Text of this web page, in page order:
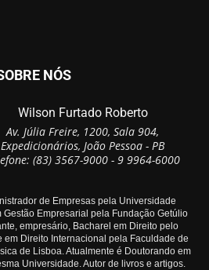
NÓS
Wilson Furtado Roberto
Av. Júlia Freire, 1200, Sala 904,
Expedicionários, João Pessoa - PB
(83) 3567-9000 - 9 9964-6000
de Empresas pela Universidade
Gestão Empresarial pela Fundação Getúlio
empresário, Bacharel em Direito pelo
em Direito Internacional pela Faculdade de
de Lisboa. Atualmente é Doutorando em
Universidade. Autor de livros e artigos.